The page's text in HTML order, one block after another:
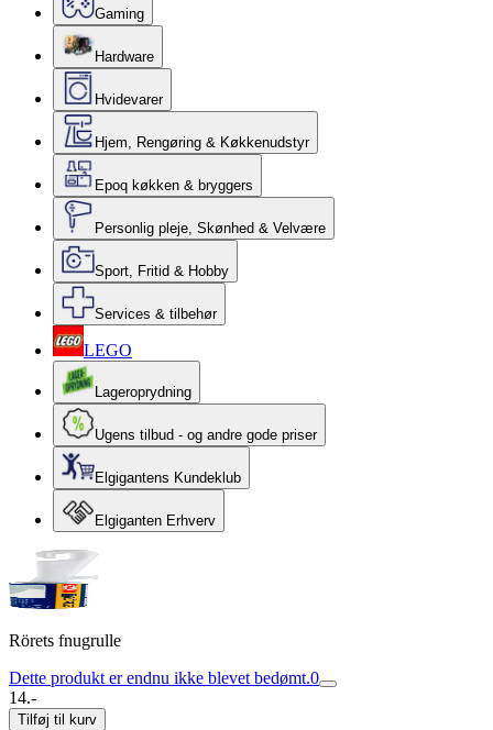
Gaming
Hardware
Hvidevarer
Hjem, Rengøring & Køkkenudstyr
Epoq køkken & bryggers
Personlig pleje, Skønhed & Velvære
Sport, Fritid & Hobby
Services & tilbehør
LEGO
Lageroprydning
Ugens tilbud - og andre gode priser
Elgigantens Kundeklub
Elgiganten Erhverv
Rörets fnugrulle
Dette produkt er endnu ikke blevet bedømt.0
14.-
Tilføj til kurv